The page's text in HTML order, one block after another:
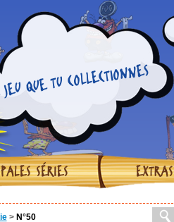
QUE TU COLLECTIONNES
SÉRIES EXTRAS
> N°50